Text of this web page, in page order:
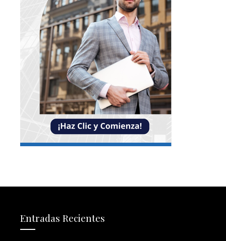
Entradas Recientes